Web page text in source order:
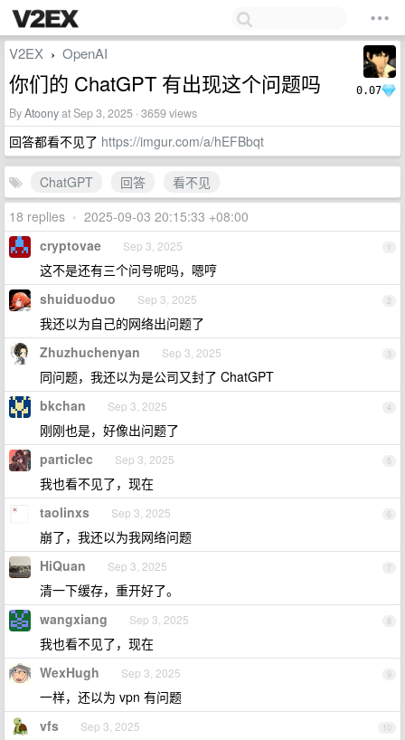
0.07
V2EX › OpenAI
你们的 ChatGPT 有出现这个问题吗
ByAtoonyat Sep 3, 2025 · 3659 views
回答都看不见了 https://imgur.com/a/hEFBbqt
ChatGPT 回答
看不见
18 replies • 2025-09-03 20:15:33 +08:00
1
cryptovae Sep 3, 2025
这不是还有三个问号呢吗，嗯哼
2
shuiduoduo Sep 3, 2025
我还以为自己的网络出问题了
3
Zhuzhuchenyan Sep 3, 2025
同问题，我还以为是公司又封了 ChatGPT
4
bkchan Sep 3, 2025
刚刚也是，好像出问题了
5
particlec Sep 3, 2025
我也看不见了，现在
6
taolinxs Sep 3, 2025
崩了，我还以为我网络问题
7
HiQuan Sep 3, 2025
清一下缓存，重开好了。
8
wangxiang Sep 3, 2025
我也看不见了，现在
9
WexHugh Sep 3, 2025
一样，还以为 vpn 有问题
10
vfs Sep 3, 2025